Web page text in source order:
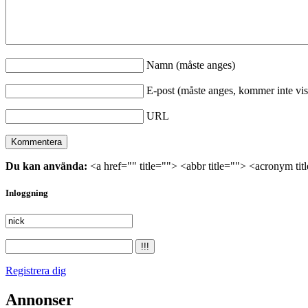
Namn (måste anges)
E-post (måste anges, kommer inte
URL
Du kan använda: <a href="" title=""> <abbr title=""> <acronym
Inloggning
Registrera dig
Annonser